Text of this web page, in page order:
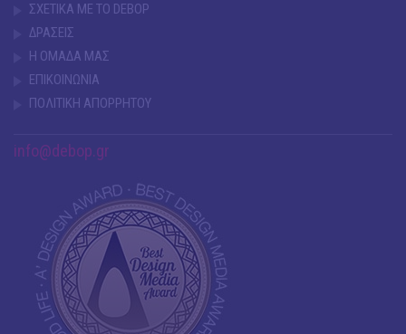
ΣΧΕΤΙΚΑ ΜΕ ΤΟ DEBOP
ΔΡΑΣΕΙΣ
Η ΟΜΑΔΑ ΜΑΣ
ΕΠΙΚΟΙΝΩΝΙΑ
ΠΟΛΙΤΙΚΗ ΑΠΟΡΡΗΤΟΥ
info@debop.gr